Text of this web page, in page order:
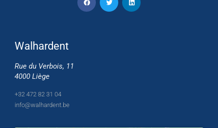
Walhardent
Rue du Verbois, 11
4000 Liège
+32 472 82 31 04
info@walhardent.be